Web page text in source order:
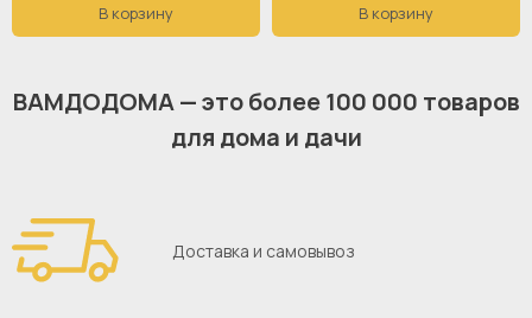
В корзину В корзину
ВАМДОДОМА — это более 100 000 товаров
для дома и дачи
Доставка и самовывоз